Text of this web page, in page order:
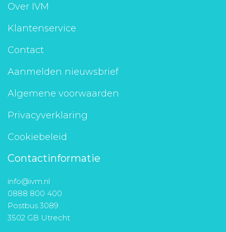
Over IVM
Klantenservice
Contact
Aanmelden nieuwsbrief
Algemene voorwaarden
Privacyverklaring
Cookiebeleid
Contactinformatie
info@ivm.nl
0888 800 400
Postbus 3089
3502 GB Utrecht